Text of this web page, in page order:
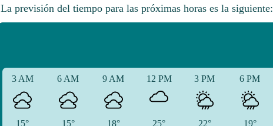
La previsión del tiempo para las próximas horas es la siguiente:
3 AM
15°
6 AM
15°
9 AM
18°
12 PM
25°
3 PM
22°
6 PM
19°